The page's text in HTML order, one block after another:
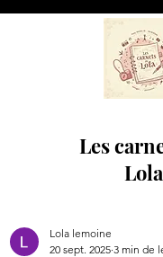
Les
Lola
Lola lemoine
20 sept. 2025 3 min de